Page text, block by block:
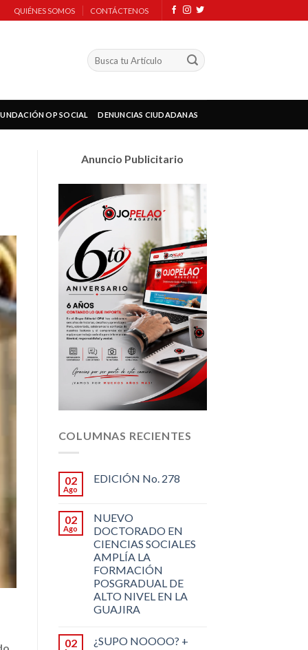
QUIÉNES SOMOS CONTÁCTENOS
OP SOCIAL DENUNCIAS CIUDADANAS
Anuncio Publicitario
COLUMNAS RECIENTES
02
Ago
EDICIÓN No. 278
02
Ago
NUEVO
DOCTORADO EN
CIENCIAS SOCIALES
AMPLÍA LA
FORMACIÓN
POSGRADUAL DE
ALTO NIVEL EN LA
GUAJIRA
02
¿SUPO NOOOO? +